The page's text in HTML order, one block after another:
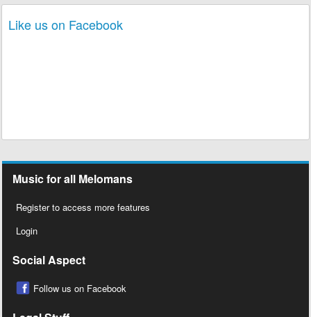
Like us on Facebook
Music for all Melomans
Register to access more features
Login
Social Aspect
Follow us on Facebook